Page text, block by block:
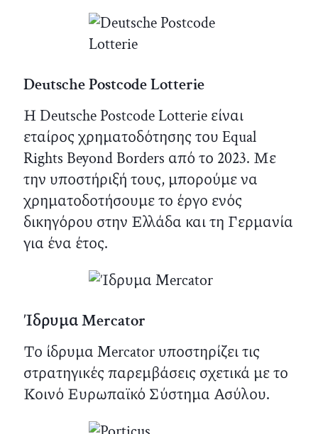
Deutsche Postcode Lotterie
Η Deutsche Postcode Lotterie είναι
εταίρος χρηματοδότησης του Equal
Rights Beyond Borders από το 2023. Με
την υποστήριξή τους, μπορούμε να
χρηματοδοτήσουμε το έργο ενός
δικηγόρου στην Ελλάδα και τη Γερμανία
για ένα έτος.
Ίδρυμα Mercator
Το ίδρυμα Mercator υποστηρίζει τις
στρατηγικές παρεμβάσεις σχετικά με το
Κοινό Ευρωπαϊκό Σύστημα Ασύλου.